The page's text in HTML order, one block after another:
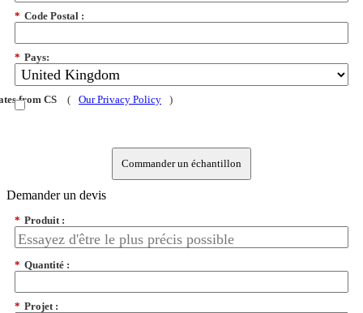
* Code Postal :
* Pays:
from CS ( Our Privacy Policy )
Commander un échantillon
Demander un devis
* Produit :
* Quantité :
* Projet :